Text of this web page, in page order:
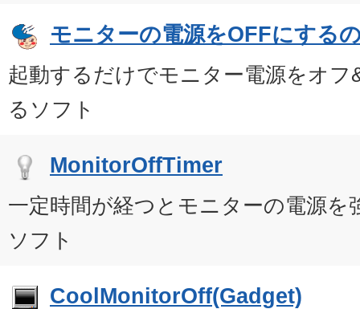
モニターの電源をOFFにする
起動するだけでモニター電源をオフ
るソフト
MonitorOffTimer
一定時間が経つとモニターの電源を
ソフト
CoolMonitorOff(Gadget)